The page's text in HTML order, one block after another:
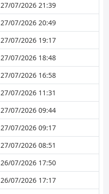
27/07/2026 21:39
27/07/2026 20:49
27/07/2026 19:17
27/07/2026 18:48
27/07/2026 16:58
27/07/2026 11:31
27/07/2026 09:44
27/07/2026 09:17
27/07/2026 08:51
26/07/2026 17:50
26/07/2026 17:17